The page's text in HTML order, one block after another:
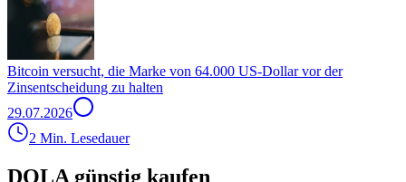
Bitcoin versucht, die Marke von 64.000 US-Dollar vor der
Zinsentscheidung zu halten
29.07.2026
2 Min. Lesedauer
DOLA günstig kaufen